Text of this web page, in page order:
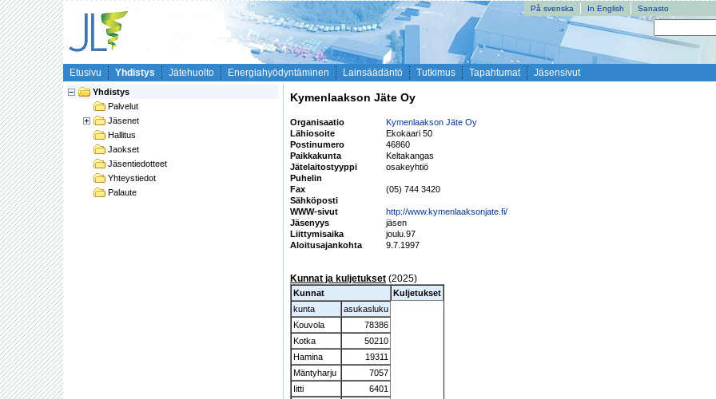
På svenska In English Sanasto
Etusivu Yhdistys Jätehuolto Energiahyödyntäminen Lainsäädäntö Tutkimus Tapahtumat Jäsensivut
Yhdistys
Palvelut
Jäsenet
Hallitus
Jaokset
Jäsentiedotteet
Yhteystiedot
Palaute
Kymenlaakson Jäte Oy
Organisaatio
Kymenlaakson Jäte Oy
Lähiosoite
Ekokaari 50
Postinumero
46860
Paikkakunta
Keltakangas
Jätelaitostyyppi
osakeyhtiö
Puhelin
Fax
(05) 744 3420
Sähköposti
WWW-sivut
http://www.kymenlaaksonjate.fi/
Jäsenyys
jäsen
Liittymisaika
joulu.97
Aloitusajankohta
9.7.1997
Kunnat ja kuljetukset (2025)
Kunnat
Kuljetukset
kunta
asukasluku
Kouvola
78386
Kotka
50210
Hamina
19311
Mäntyharju
7057
Iitti
6401